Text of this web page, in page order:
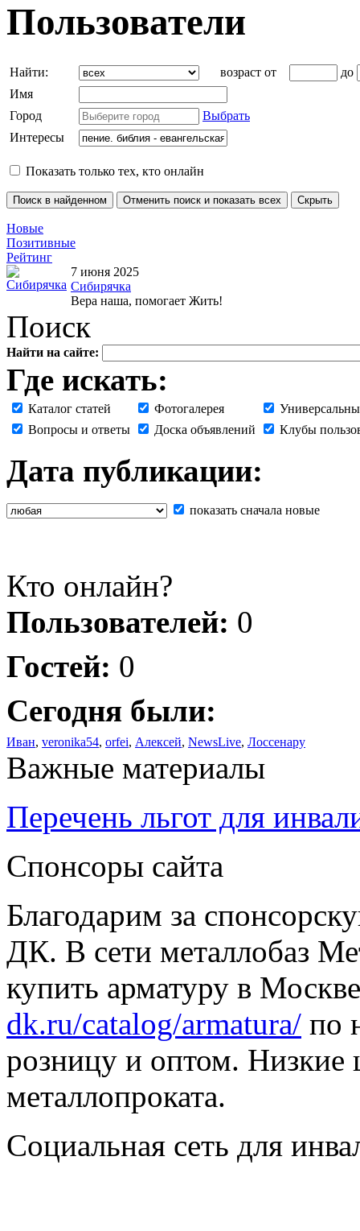
Пользователи
Найти: возраст от
до
Имя
Город
Выбрать
Интересы
Показать только тех, кто онлайн
Новые
Позитивные
Рейтинг
7 июня 2025
Сибирячка
Вера наша, помогает Жить!
Поиск
Найти на сайте:
Где искать:
Каталог статей Фотогалерея
Вопросы и ответы
Доска объявлений Клубы
Дата публикации:
показать сначала новые
Кто онлайн?
Пользователей: 0
Гостей: 0
Сегодня были:
Иван, veronika54, orfei, Алексей, NewsLive, Лоссенару
Важные материалы
Перечень льгот для
Спонсоры сайта
Благодарим за
ДК. В сети металлобаз
купить арматуру в
dk.ru/catalog/armatura/ по
розницу и оптом. Низкие
металлопроката.
Социальная сеть для